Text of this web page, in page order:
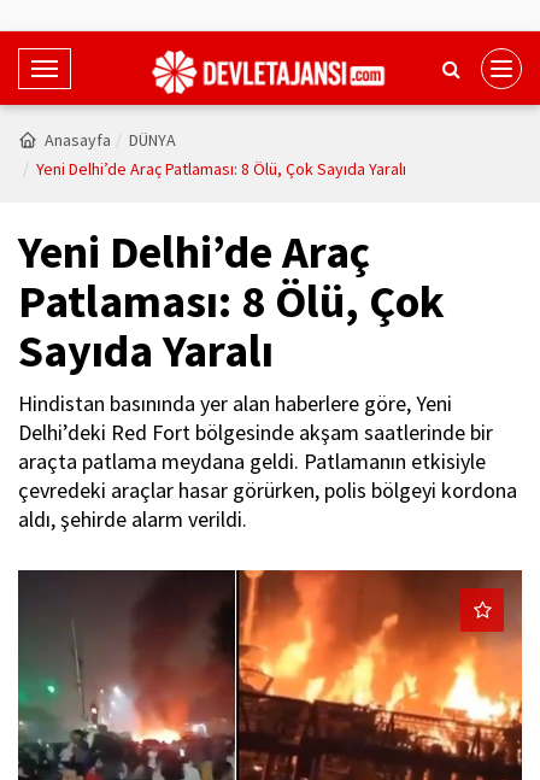
T
o
g
g
N
v
g
t
o
n
Anasayfa
DÜNYA
Yeni Delhi’de Araç Patlaması: 8 Ölü, Çok Sayıda Yaralı
Yeni Delhi’de Araç
Patlaması: 8 Ölü, Çok
Sayıda Yaralı
Hindistan basınında yer alan haberlere göre, Yeni
Delhi’deki Red Fort bölgesinde akşam saatlerinde bir
araçta patlama meydana geldi. Patlamanın etkisiyle
çevredeki araçlar hasar görürken, polis bölgeyi kordona
aldı, şehirde alarm verildi.